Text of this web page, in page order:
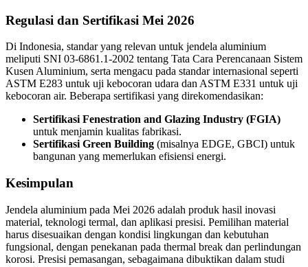
Regulasi dan Sertifikasi Mei 2026
Di Indonesia, standar yang relevan untuk jendela aluminium
meliputi SNI 03-6861.1-2002 tentang Tata Cara Perencanaan Sistem
Kusen Aluminium, serta mengacu pada standar internasional seperti
ASTM E283 untuk uji kebocoran udara dan ASTM E331 untuk uji
kebocoran air. Beberapa sertifikasi yang direkomendasikan:
Sertifikasi Fenestration and Glazing Industry (FGIA)
untuk menjamin kualitas fabrikasi.
Sertifikasi Green Building (misalnya EDGE, GBCI) untuk
bangunan yang memerlukan efisiensi energi.
Kesimpulan
Jendela aluminium pada Mei 2026 adalah produk hasil inovasi
material, teknologi termal, dan aplikasi presisi. Pemilihan material
harus disesuaikan dengan kondisi lingkungan dan kebutuhan
fungsional, dengan penekanan pada thermal break dan perlindungan
korosi. Presisi pemasangan, sebagaimana dibuktikan dalam studi